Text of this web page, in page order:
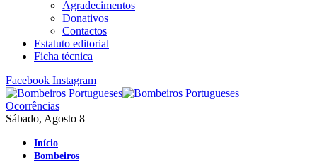
Agradecimentos
Donativos
Contactos
Estatuto editorial
Ficha técnica
Facebook Instagram
Ocorrências
Sábado, Agosto 8
Início
Bombeiros